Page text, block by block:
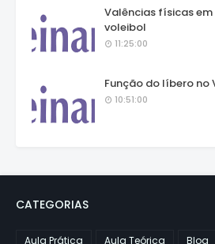
Valências físicas
voleibol
11:25:00
Função do líbero no
10:51:00
CATEGORIAS
Aula Prática Aula Teórica Blog